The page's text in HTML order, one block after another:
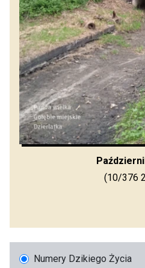
(10/376
Numery Dzikiego Życia